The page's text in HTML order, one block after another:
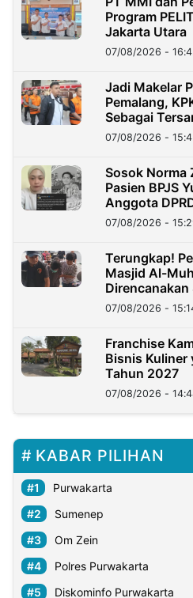
Program
Jakarta Utara
07/08/2026 -
Jadi Makelar
Pemalang,
Sebagai
07/08/2026 -
Sosok Norma
Pasien BPJS
Anggota
Lukman
07/08/2026 -
Terungkap!
Masjid Al-
Direncanakan
07/08/2026 -
Franchise
Bisnis Kuliner
Tahun 2027
07/08/2026 -
KABAR PILIHAN
Purwakarta
Sumenep
Om Zein
Polres Purwakarta
Diskominfo Purwakarta